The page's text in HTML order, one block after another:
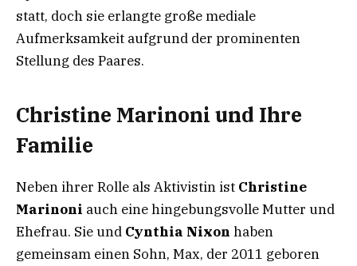
statt, doch sie erlangte große mediale
Aufmerksamkeit aufgrund der prominenten
Stellung des Paares.
Christine Marinoni und Ihre
Familie
Neben ihrer Rolle als Aktivistin ist Christine
Marinoni auch eine hingebungsvolle Mutter und
Ehefrau. Sie und Cynthia Nixon haben
gemeinsam einen Sohn, Max, der 2011 geboren